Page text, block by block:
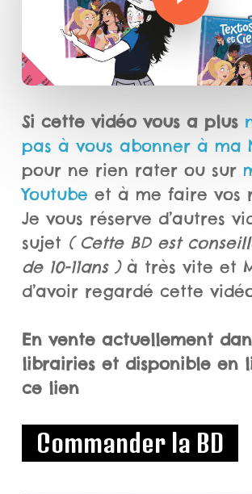
Si cette vidéo vous a plus
pas à vous abonner à ma
pour ne rien rater ou sur
Youtube et à me faire vos
Je vous réserve d’autres
sujet ( Cette BD est
de 10-11ans )à très vite et
d’avoir regardé cette
En vente actuellement
librairies et disponible en
ce lien
Commander la BD